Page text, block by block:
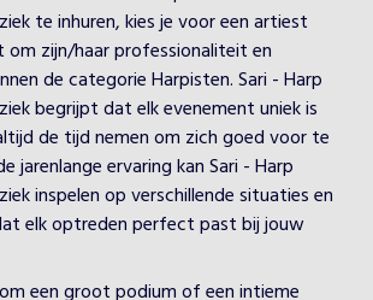
te inhuren, kies je voor een artiest
om zijn/haar professionaliteit en
de categorie Harpisten. Sari - Harp
begrijpt dat elk evenement uniek is
de tijd nemen om zich goed voor te
jarenlange ervaring kan Sari - Harp
inspelen op verschillende situaties en
elk optreden perfect past bij jouw
een groot podium of een intieme